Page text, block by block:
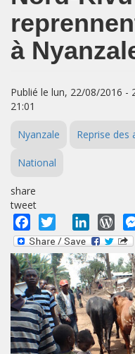
à
Publié le lun, 22/08/2016
21:01
Nyanzale Reprise des
National
share
tweet
Facebook
Twitter LinkedIn